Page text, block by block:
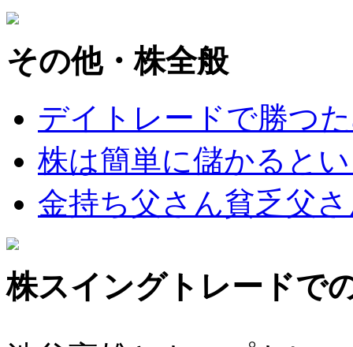
その他・株全般
デイトレードで勝つ
株は簡単に儲かると
金持ち父さん貧乏父
株スイングトレードで